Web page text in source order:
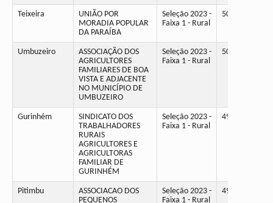
Teixeira
UNIÃO POR
MORADIA POPULAR
DA PARAÍBA
Seleção 2023 -
Faixa 1 - Rural
50
Umbuzeiro
ASSOCIAÇÃO DOS
AGRICULTORES
FAMILIARES DE BOA
VISTA E ADJACENTE
NO MUNICÍPIO DE
UMBUZEIRO
Seleção 2023 -
Faixa 1 - Rural
50
Gurinhém
SINDICATO DOS
TRABALHADORES
RURAIS
AGRICULTORES E
AGRICULTORAS
FAMILIAR DE
GURINHÉM
Seleção 2023 -
Faixa 1 - Rural
49
Pitimbu
ASSOCIACAO DOS
PEQUENOS
Seleção 2023 -
Faixa 1 - Rural
49